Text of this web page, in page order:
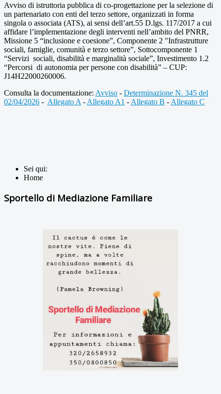
Avviso di istruttoria pubblica di co-progettazione per la selezione di
un partenariato con enti del terzo settore, organizzati in forma
singola o associata (ATS), ai sensi dell’art.55 D.lgs. 117/2017 a cui
affidare l’implementazione degli interventi nell’ambito del PNRR,
Missione 5 “inclusione e coesione”, Componente 2 "Infrastrutture
sociali, famiglie, comunità e terzo settore”, Sottocomponente 1
“Servizi sociali, disabilità e marginalità sociale”, Investimento 1.2
“Percorsi di autonomia per persone con disabilità” – CUP:
J14H22000260006.
Consulta la documentazione: Avviso - Determinazione N. 345 del
02/04/2026 - Allegato A - Allegato A1 - Allegato B - Allegato C
Sei qui:
Home
Sportello di Mediazione Familiare